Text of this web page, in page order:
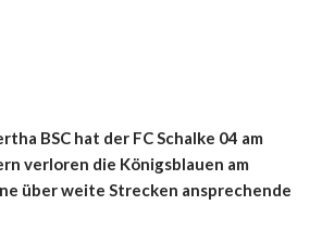
BSC hat der FC Schalke 04 am
verloren die Königsblauen am
über weite Strecken ansprechende